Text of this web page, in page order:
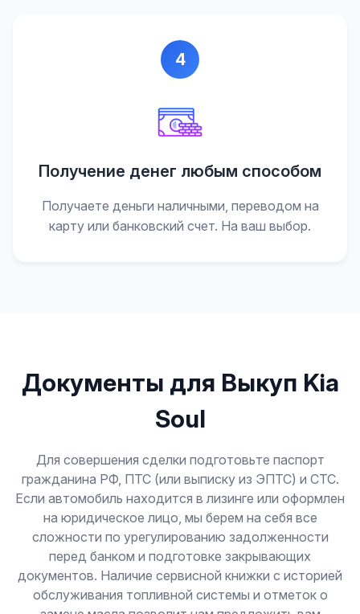
4
Получение денег любым способом
Получаете деньги наличными, переводом на
карту или банковский счет. На ваш выбор.
Документы для Выкуп Kia
Soul
Для совершения сделки подготовьте паспорт
гражданина РФ, ПТС (или выписку из ЭПТС) и СТС.
Если автомобиль находится в лизинге или оформлен
на юридическое лицо, мы берем на себя все
сложности по урегулированию задолженности
перед банком и подготовке закрывающих
документов. Наличие сервисной книжки с историей
обслуживания топливной системы и отметок о